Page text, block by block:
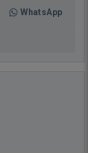
WhatsApp